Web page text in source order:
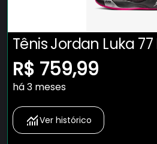
Tênis Jordan Luka
R$ 759,99
há 3 meses
Ver histórico